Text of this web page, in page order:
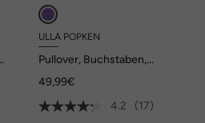
ULLA POPKEN
Pullover, Buchstaben,
Langarm
49,99€
4.2
(17)